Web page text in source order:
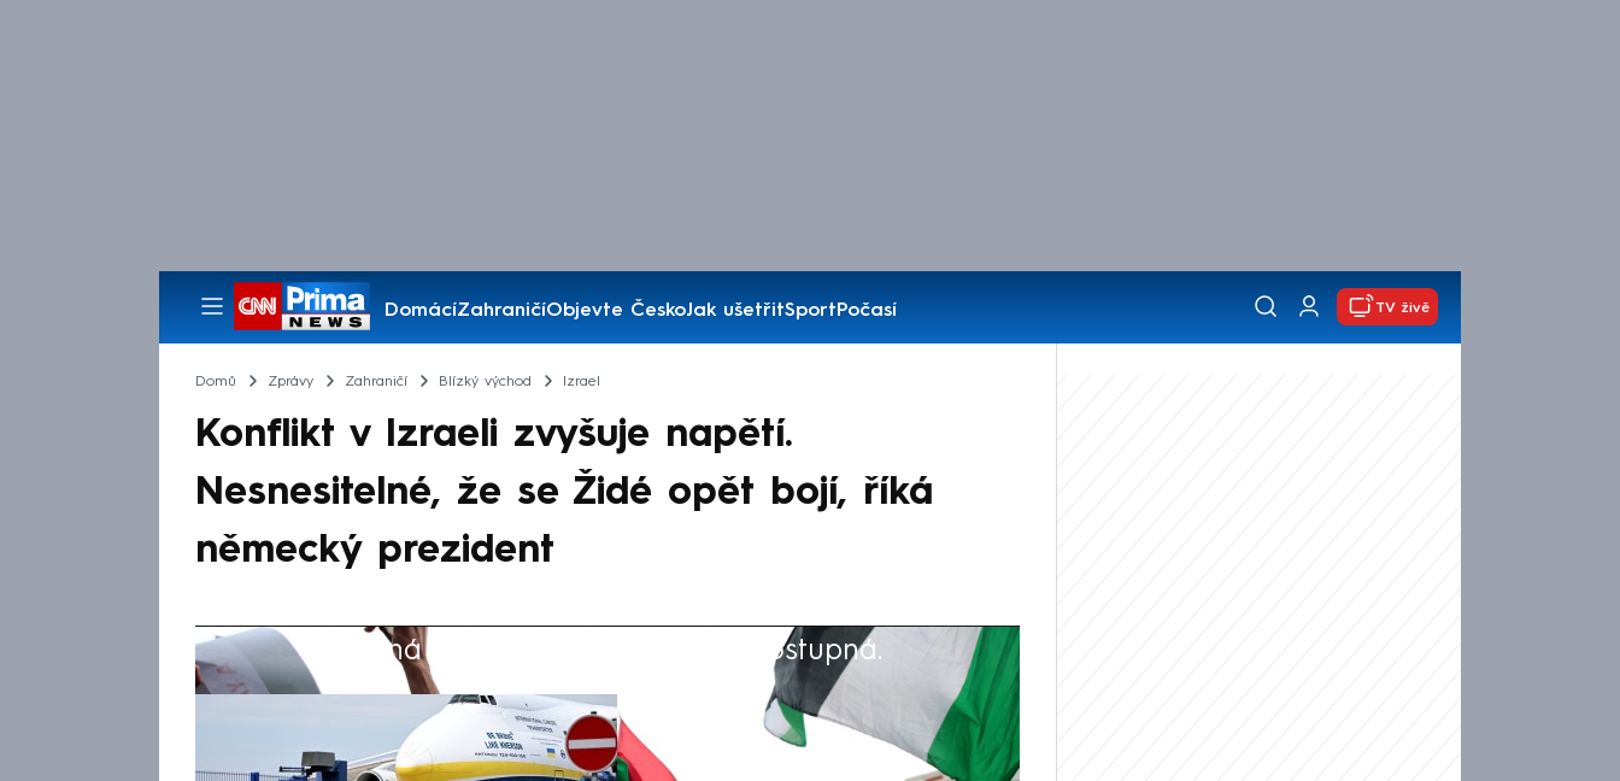
DomácíZahraničíObjevte ČeskoJak ušetřitSportPočasí
Pořady
TV živě
Domů Zprávy Zahraničí Blízký východ Izrael
Konflikt v Izraeli zvyšuje napětí.
Nesnesitelné, že se Židé opět bojí, říká
německý prezident
Žádná položka z playlistu není dostupná.
Výběr redakce